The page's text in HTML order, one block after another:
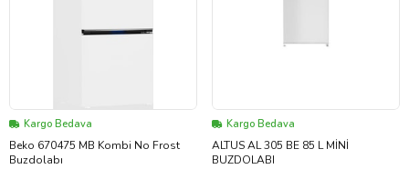
Kargo Bedava
Beko 670475 MB Kombi No Frost
Buzdolabı
Kargo Bedava
ALTUS AL 305 BE 85 L MİNİ
BUZDOLABI